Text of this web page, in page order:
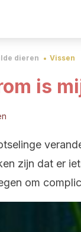
dieren Vissen
is
zijn dat er
om